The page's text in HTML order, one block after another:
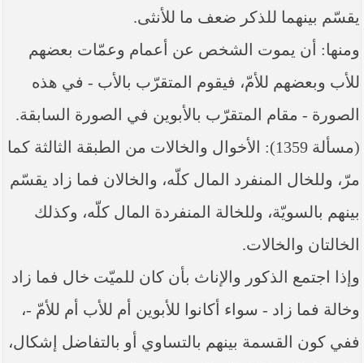
يقسّم بينهما للذكر ضعف ما للأنثى.
ومنها: أن يموت الشخص عن أعمام وعمّات بعضهم
للأب وبعضهم للأمّ، فيقوم المتقرّب بالأب - في هذه
الصورة - مقام المتقرّب بالأبوين في الصورة السابقة.
(مسألة 1359): الأخوال والخالات من الطبقة الثالثة كما
مرّ، وللخال المنفرد المال كلّه، والخالان فما زاد يقسّم
بينهم بالسويّة، وللخالة المنفردة المال كلّه، وكذلك
الخالتان والخالات.
وإذا اجتمع الذكور والإناث بأن كان للميّت خال فما زاد
وخالة فما زاد - سواء أكانوا للأبوين أم للأب أم للأمّ -،
ففي كون القسمة بينهم بالتساوي أو بالتفاضل إشكال،